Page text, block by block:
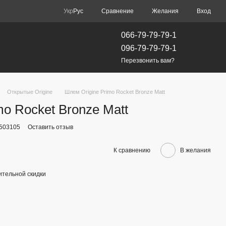
Укр Рус Сравнение Желания Вход
066-79-79-79-1
096-79-79-79-1
Перезвонить вам?
Открытые Origine Шлем Origine Primo Rocket Bronze Matt
Rocket Bronze Matt
Оставить отзыв
К сравнению В желания
скидки